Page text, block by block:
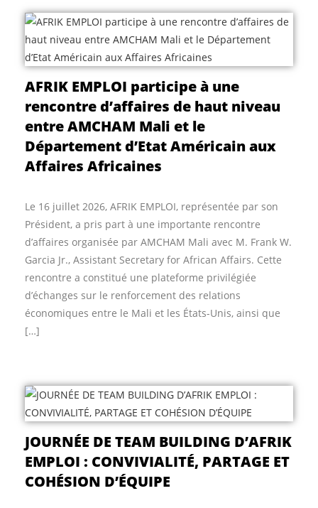
AFRIK EMPLOI participe à une
rencontre d’affaires de haut niveau
entre AMCHAM Mali et le
Département d’Etat Américain aux
Affaires Africaines
Le 16 juillet 2026, AFRIK EMPLOI, représentée par son
Président, a pris part à une importante rencontre
d’affaires organisée par AMCHAM Mali avec M. Frank W.
Garcia Jr., Assistant Secretary for African Affairs. Cette
rencontre a constitué une plateforme privilégiée
d’échanges sur le renforcement des relations
économiques entre le Mali et les États-Unis, ainsi que
[…]
JOURNÉE DE TEAM BUILDING D’AFRIK
EMPLOI : CONVIVIALITÉ, PARTAGE ET
COHÉSION D’ÉQUIPE